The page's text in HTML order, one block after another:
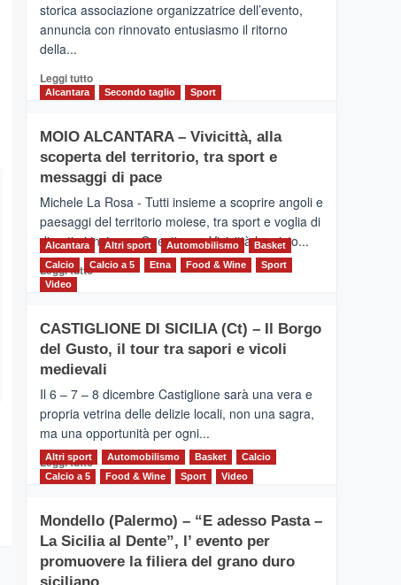
l’edizione
2026
storica associazione organizzatrice dell’evento,
annuncia con rinnovato entusiasmo il ritorno
della...
Leggi tuttoLeggi
Torna
la
Supermaratona
Alcantara Secondo taglio Sport
MOIO ALCANTARA – Vivicittà, alla
scoperta del territorio, tra sport e
messaggi di pace
Michele La Rosa - Tutti insieme a scoprire angoli e
paesaggi del territorio moiese, tra sport e voglia di
divertirsi insieme. Quest'anno Vivicittà ha visto...
Leggi tuttoLeggi
MOIO
ALCANTARA
–
alla
scoperta
del
territorio,
tra
sport
messaggi
di
Alcantara Altri sport Automobilismo
Basket
Calcio
Calcio a 5 Etna Food & Wine
Sport
Video
CASTIGLIONE DI SICILIA (Ct) – Il Borgo
del Gusto, il tour tra sapori e vicoli
medievali
Il 6 – 7 – 8 dicembre Castiglione sarà una vera e
propria vetrina delle delizie locali, non una sagra,
ma una opportunità per ogni...
Leggi tuttoLeggi
CASTIGLIONE
DI
SICILIA
(Ct)
Altri sport Automobilismo Basket
Calcio
Calcio a 5
Food & Wine Sport Video
Mondello (Palermo) – “E adesso Pasta –
La Sicilia al Dente”, l’ evento per
promuovere la filiera del grano duro
siciliano